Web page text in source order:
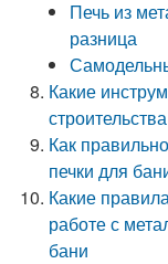
Печь из
разница
Какие
Как
печки для
Какие
работе с
бани